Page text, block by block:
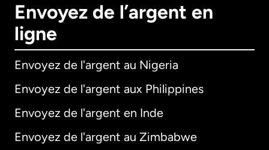
Envoyez de l’argent en
ligne
Envoyez de l'argent au Nigeria
Envoyez de l'argent aux Philippines
Envoyez de l'argent en Inde
Envoyez de l'argent au Zimbabwe